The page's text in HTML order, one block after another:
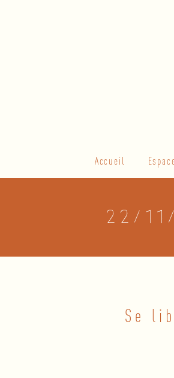
Navigation
Accueil
22/
Se